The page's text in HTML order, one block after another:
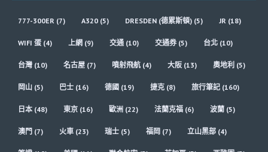
777-300ER (7) A320 (5) DRESDEN (德累斯頓) (5) JR (18)
WIFI 蛋 (4) 上網 (9) 交通 (10) 交通券(5) 台北 (10)
台灣 (10) 名古屋 (7) 噴射飛航 (4) 大阪 (13) 奧地利 (5)
岡山 (5) 巴士 (16) 德國 (19) 捷克 (8) 旅行筆記 (160)
日本 (48) 東京 (16) 歐洲 (22) 法蘭克福 (6) 波蘭 (5)
澳門 (7) 火車 (23) 瑞士 (5) 福岡 (7) 立山黑部 (4)